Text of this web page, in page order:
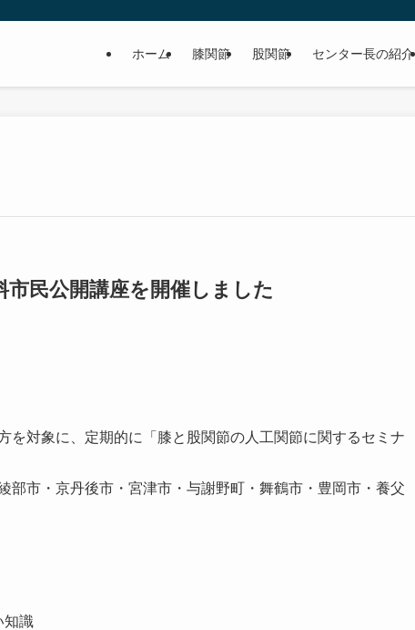
ホーム 膝関節 股関節 センター長の紹介
市民公開講座を開催しました
を対象に、定期的に「膝と股関節の人工関節に関するセミナ
部市・京丹後市・宮津市・与謝野町・舞鶴市・豊岡市・養父
知識